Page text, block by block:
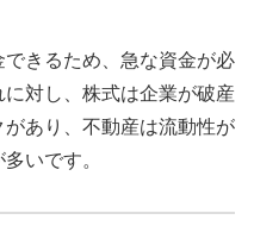
きるため、急な資金が必
対し、株式は企業が破産
あり、不動産は流動性が
いです。